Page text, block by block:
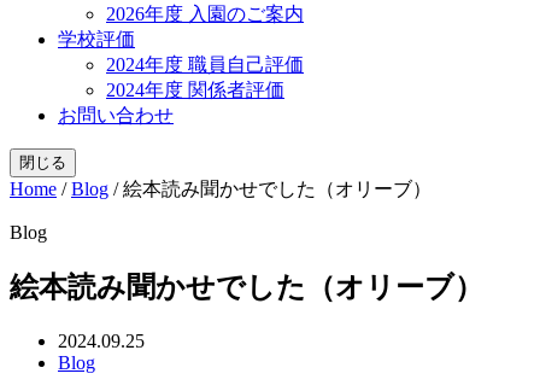
2026年度 入園のご案内
学校評価
2024年度 職員自己評価
2024年度 関係者評価
お問い合わせ
閉じる
Home /Blog /絵本読み聞かせでした（オリーブ）
Blog
絵本読み聞かせでした（オリーブ）
2024.09.25
Blog